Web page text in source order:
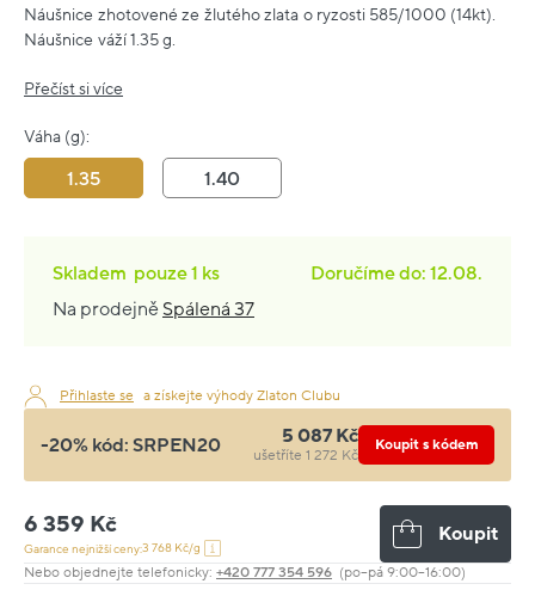
Náušnice zhotovené ze žlutého zlata o ryzosti 585/1000 (14kt).
Náušnice váží 1.35 g.
Přečíst si více
Váha (g):
1.35 1.40
Skladem pouze1 ks
Doručíme do: 12.08.
Na prodejně Spálená 37
Přihlaste se a získejte výhody Zlaton Clubu
-20% kód: SRPEN20 5 087 Kč
ušetříte 1 272 Kč
Koupit s kódem
6 359 Kč
Garance nejnižší ceny:3 768 Kč/g
Koupit
Nebo objednejte telefonicky: +420 777 354 596 (po–pá 9:00–16:00)